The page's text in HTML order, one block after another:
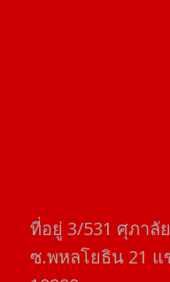
ที่อยู่​ 3/531​ ศุภาลั
ซ.พหลโยธิน​ 21​ แ